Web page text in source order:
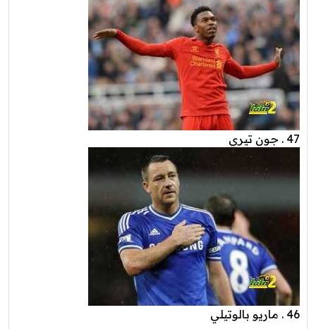
47 . جون تيري
46 . ماريو بالوتيلي